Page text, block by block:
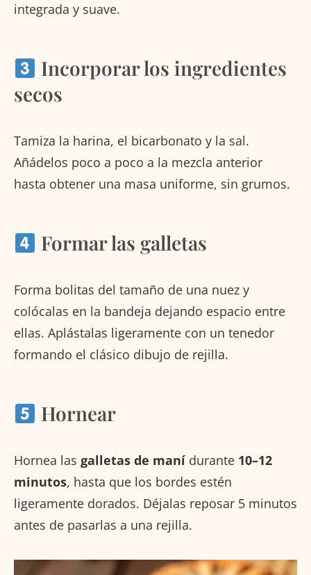
integrada y suave.
Incorporar los ingredientes
secos
Tamiza la harina, el bicarbonato y la sal.
Añádelos poco a poco a la mezcla anterior
hasta obtener una masa uniforme, sin grumos.
Formar las galletas
Forma bolitas del tamaño de una nuez y
colócalas en la bandeja dejando espacio entre
ellas. Aplástalas ligeramente con un tenedor
formando el clásico dibujo de rejilla.
Hornear
Hornea las galletas de maní durante 10–12
minutos, hasta que los bordes estén
ligeramente dorados. Déjalas reposar 5 minutos
antes de pasarlas a una rejilla.